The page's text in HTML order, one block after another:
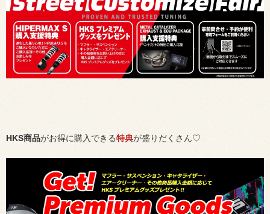
HKS商品がお得に購入できる特典が盛りだくさん♡